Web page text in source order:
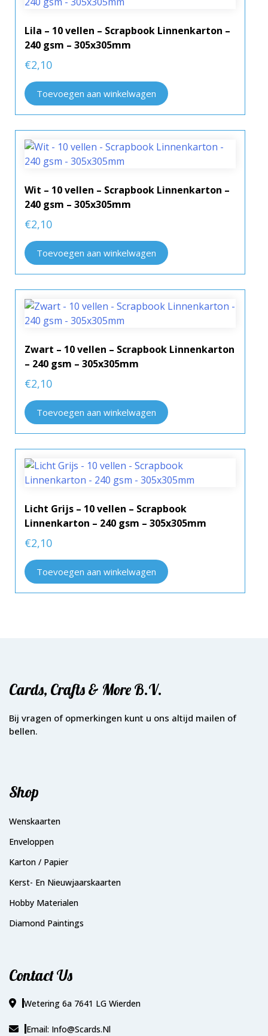
Lila – 10 vellen – Scrapbook Linnenkarton –
240 gsm – 305x305mm
€2,10
Toevoegen aan winkelwagen
Wit – 10 vellen – Scrapbook Linnenkarton –
240 gsm – 305x305mm
€2,10
Toevoegen aan winkelwagen
Zwart – 10 vellen – Scrapbook Linnenkarton
– 240 gsm – 305x305mm
€2,10
Toevoegen aan winkelwagen
Licht Grijs – 10 vellen – Scrapbook
Linnenkarton – 240 gsm – 305x305mm
€2,10
Toevoegen aan winkelwagen
Cards, Crafts & More B.V.
Bij vragen of opmerkingen kunt u ons altijd mailen of
bellen.
Shop
Wenskaarten
Enveloppen
Karton / Papier
Kerst- En Nieuwjaarskaarten
Hobby Materialen
Diamond Paintings
Contact Us
Wetering 6a 7641 LG Wierden
Email: Info@scards.nl